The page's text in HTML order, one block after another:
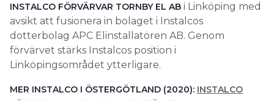
INSTALCO FÖRVÄRVAR TORNBY EL AB i Linköping med
avsikt att fusionera in bolaget i Instalcos
dotterbolag APC Elinstallatören AB. Genom
förvärvet stärks Instalcos position i
Linköpingsområdet ytterligare.
MER INSTALCO I ÖSTERGÖTLAND (2020): INSTALCO